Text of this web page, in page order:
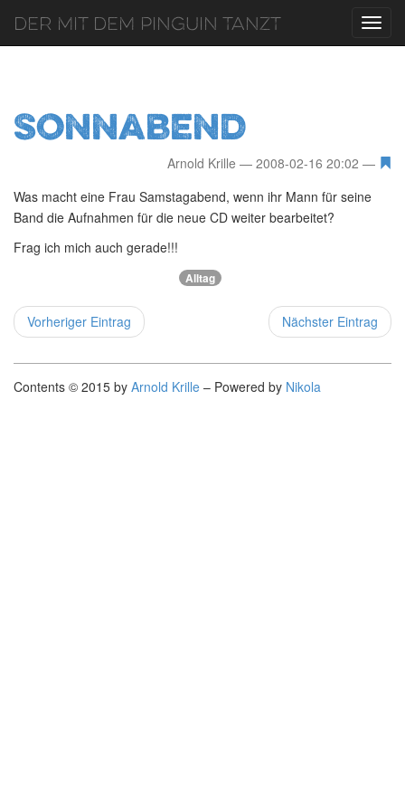
Der mit dem Pinguin tanzt
Sonnabend
Arnold Krille
2008-02-16 20:02
Was macht eine Frau Samstagabend, wenn ihr Mann für seine
Band die Aufnahmen für die neue CD weiter bearbeitet?
Frag ich mich auch gerade!!!
Alltag
Vorheriger Eintrag Nächster Eintrag
Contents © 2015 by Arnold Krille – Powered by Nikola